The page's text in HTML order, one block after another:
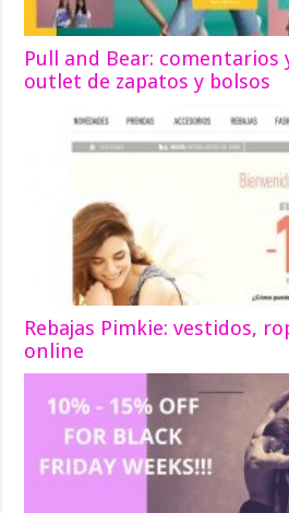
Pull and Bear: comentarios
outlet de zapatos y bolsos
Rebajas Pimkie: vestidos,
online